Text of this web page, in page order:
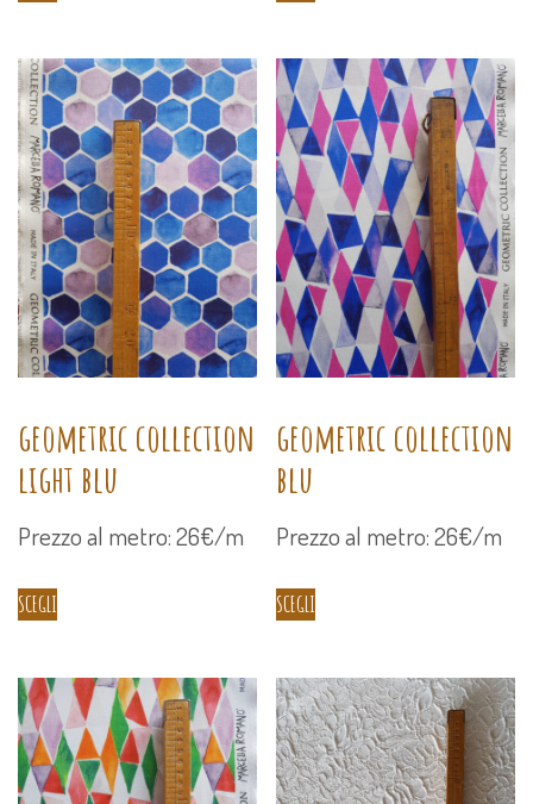
geometric collection
light blu
Prezzo al metro: 26€/m
SCEGLI
geometric collection
blu
Prezzo al metro: 26€/m
SCEGLI